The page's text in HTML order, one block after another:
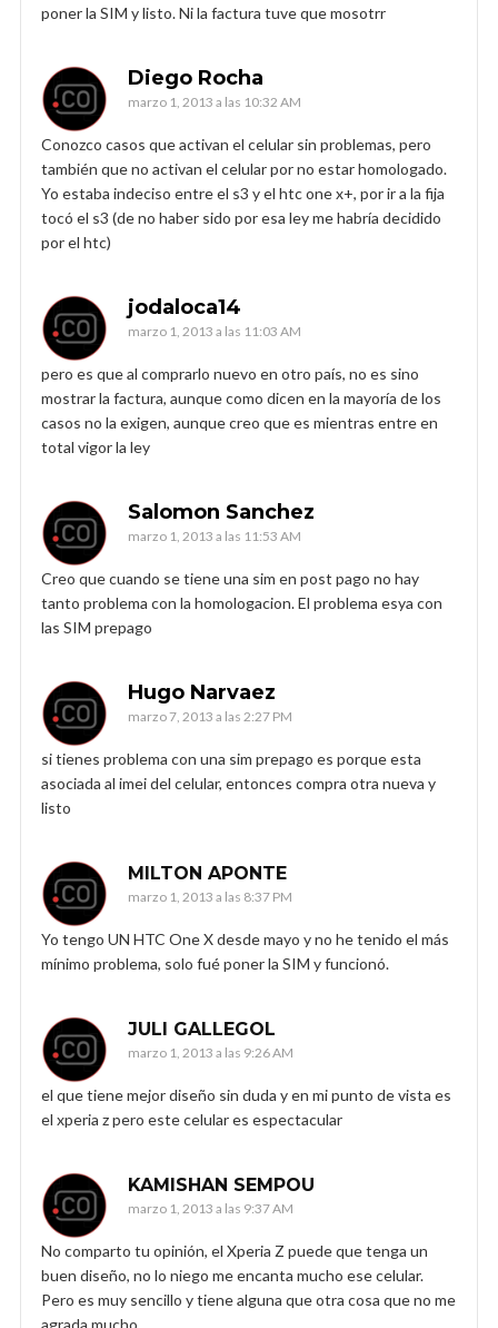
poner la SIM y listo. Ni la factura tuve que mosotrr
Diego Rocha
marzo 1, 2013 a las 10:32 AM
Conozco casos que activan el celular sin problemas, pero
también que no activan el celular por no estar homologado.
Yo estaba indeciso entre el s3 y el htc one x+, por ir a la fija
tocó el s3 (de no haber sido por esa ley me habría decidido
por el htc)
jodaloca14
marzo 1, 2013 a las 11:03 AM
pero es que al comprarlo nuevo en otro país, no es sino
mostrar la factura, aunque como dicen en la mayoría de los
casos no la exigen, aunque creo que es mientras entre en
total vigor la ley
Salomon Sanchez
marzo 1, 2013 a las 11:53 AM
Creo que cuando se tiene una sim en post pago no hay
tanto problema con la homologacion. El problema esya con
las SIM prepago
Hugo Narvaez
marzo 7, 2013 a las 2:27 PM
si tienes problema con una sim prepago es porque esta
asociada al imei del celular, entonces compra otra nueva y
listo
MILTON APONTE
marzo 1, 2013 a las 8:37 PM
Yo tengo UN HTC One X desde mayo y no he tenido el más
mínimo problema, solo fué poner la SIM y funcionó.
JULI GALLEGOL
marzo 1, 2013 a las 9:26 AM
el que tiene mejor diseño sin duda y en mi punto de vista es
el xperia z pero este celular es espectacular
KAMISHAN SEMPOU
marzo 1, 2013 a las 9:37 AM
No comparto tu opinión, el Xperia Z puede que tenga un
buen diseño, no lo niego me encanta mucho ese celular.
Pero es muy sencillo y tiene alguna que otra cosa que no me